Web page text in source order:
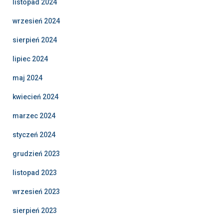
listopad 2024
wrzesień 2024
sierpień 2024
lipiec 2024
maj 2024
kwiecień 2024
marzec 2024
styczeń 2024
grudzień 2023
listopad 2023
wrzesień 2023
sierpień 2023